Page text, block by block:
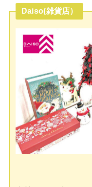
Daiso(雑貨店）